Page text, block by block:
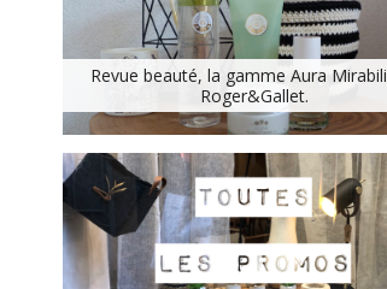
Revue beauté, la gamme Aura
Roger&Gallet.